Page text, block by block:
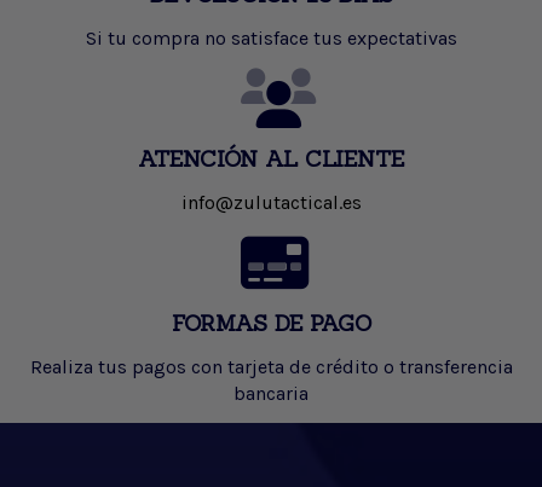
Si tu compra no satisface tus expectativas
ATENCIÓN AL CLIENTE
info@zulutactical.es
FORMAS DE PAGO
Realiza tus pagos con tarjeta de crédito o transferencia
bancaria